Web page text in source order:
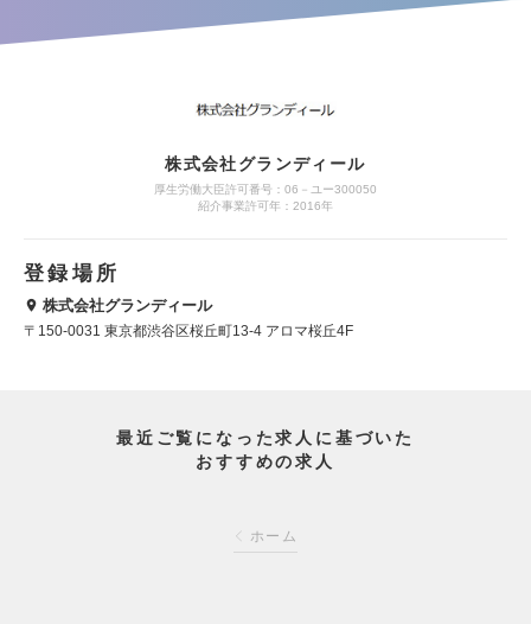
株式会社グランディール
厚生労働大臣許可番号：06－ユー300050
紹介事業許可年：2016年
登録場所
株式会社グランディール
〒150-0031 東京都渋谷区桜丘町13-4 アロマ桜丘4F
最近ご覧になった求人に基づいた
おすすめの求人
ホーム